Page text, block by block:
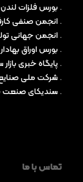
.بورس فلزات لندن
.انجمن صنفی
.انجمن جهانی
.بورس اوراق
.پایگاه خبری بازار
.شرکت ملی
.سندیکای صنعت
تماس با ما